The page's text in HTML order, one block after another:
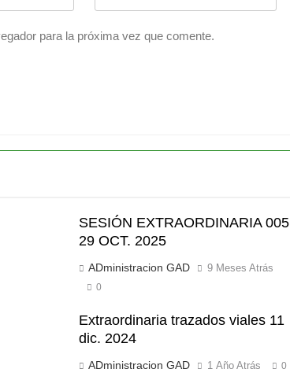
para la próxima vez que comente.
SESIÓN EXTRAORDINARIA 005
29 OCT. 2025
ADministracion GAD 9 Meses Atrás
0
Extraordinaria trazados viales 11
dic. 2024
ADministracion GAD 1 Año Atrás 0